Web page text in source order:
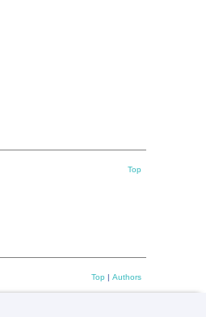
Top
Top | Authors